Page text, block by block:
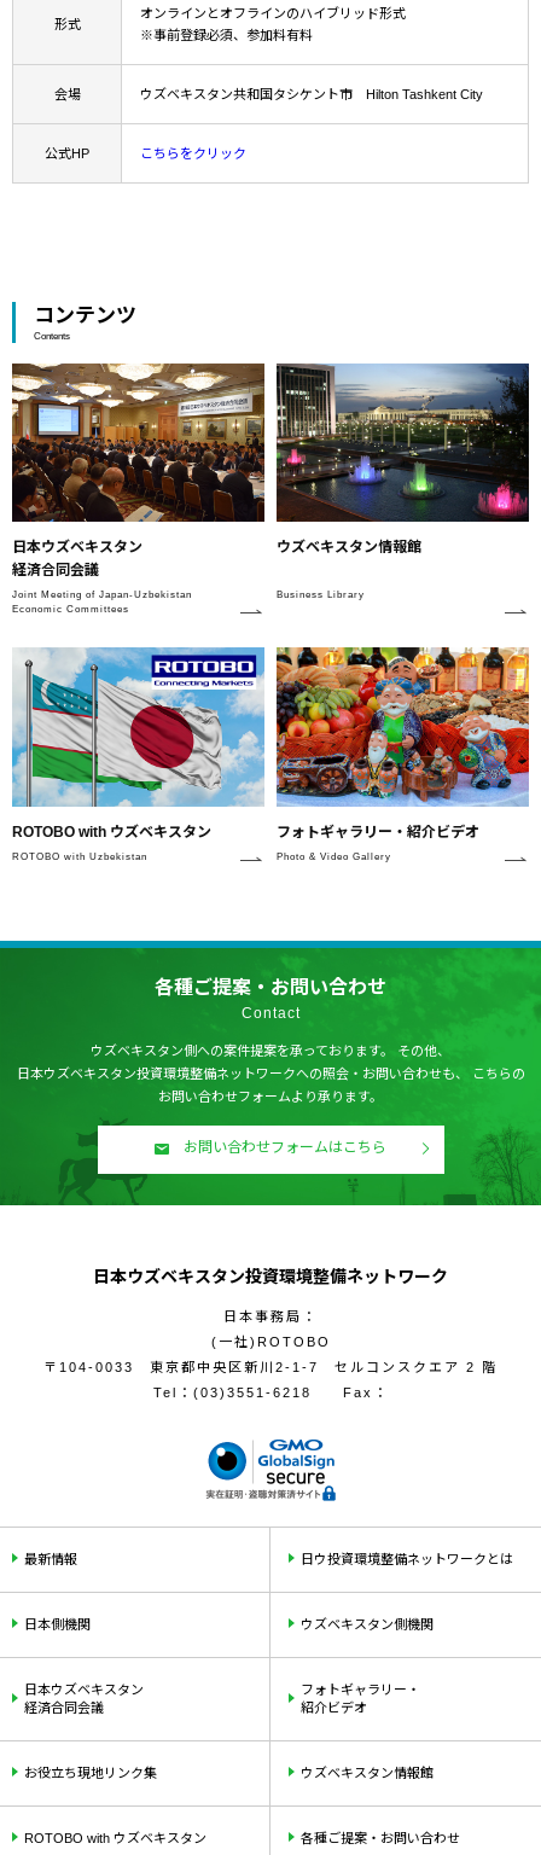
形式
オンラインとオフラインのハイブリッド形式
※事前登録必須、参加料有料
会場 ウズベキスタン共和国タシケント市 Hilton Tashkent City
公式HP こちらをクリック
コンテンツ
Contents
日本ウズベキスタン
経済合同会議
Joint Meeting of Japan-Uzbekistan
Economic Committees
ウズベキスタン情報館
Business Library
ROTOBO with ウズベキスタン
ROTOBO with Uzbekistan
フォトギャラリー・紹介ビデオ
Photo & Video Gallery
各種ご提案・お問い合わせ
Contact
ウズベキスタン側への案件提案を承っております。
その他、
日本ウズベキスタン投資環境整備ネットワークへの照会・お問い合わせも、
こちらの
お問い合わせフォームより承ります。
お問い合わせフォームはこちら
日本ウズベキスタン投資環境整備ネットワーク
日本事務局：
(一社)ROTOBO
〒104-0033 東京都中央区新川2-1-7 セルコンスクエア 2 階
Tel： (03)3551-6218 Fax：
最新情報 日ウ投資環境整備ネットワークとは
日本側機関 ウズベキスタン側機関
日本ウズベキスタン
経済合同会議
フォトギャラリー・
紹介ビデオ
お役立ち現地リンク集 ウズベキスタン情報館
ROTOBO with ウズベキスタン 各種ご提案・お問い合わせ